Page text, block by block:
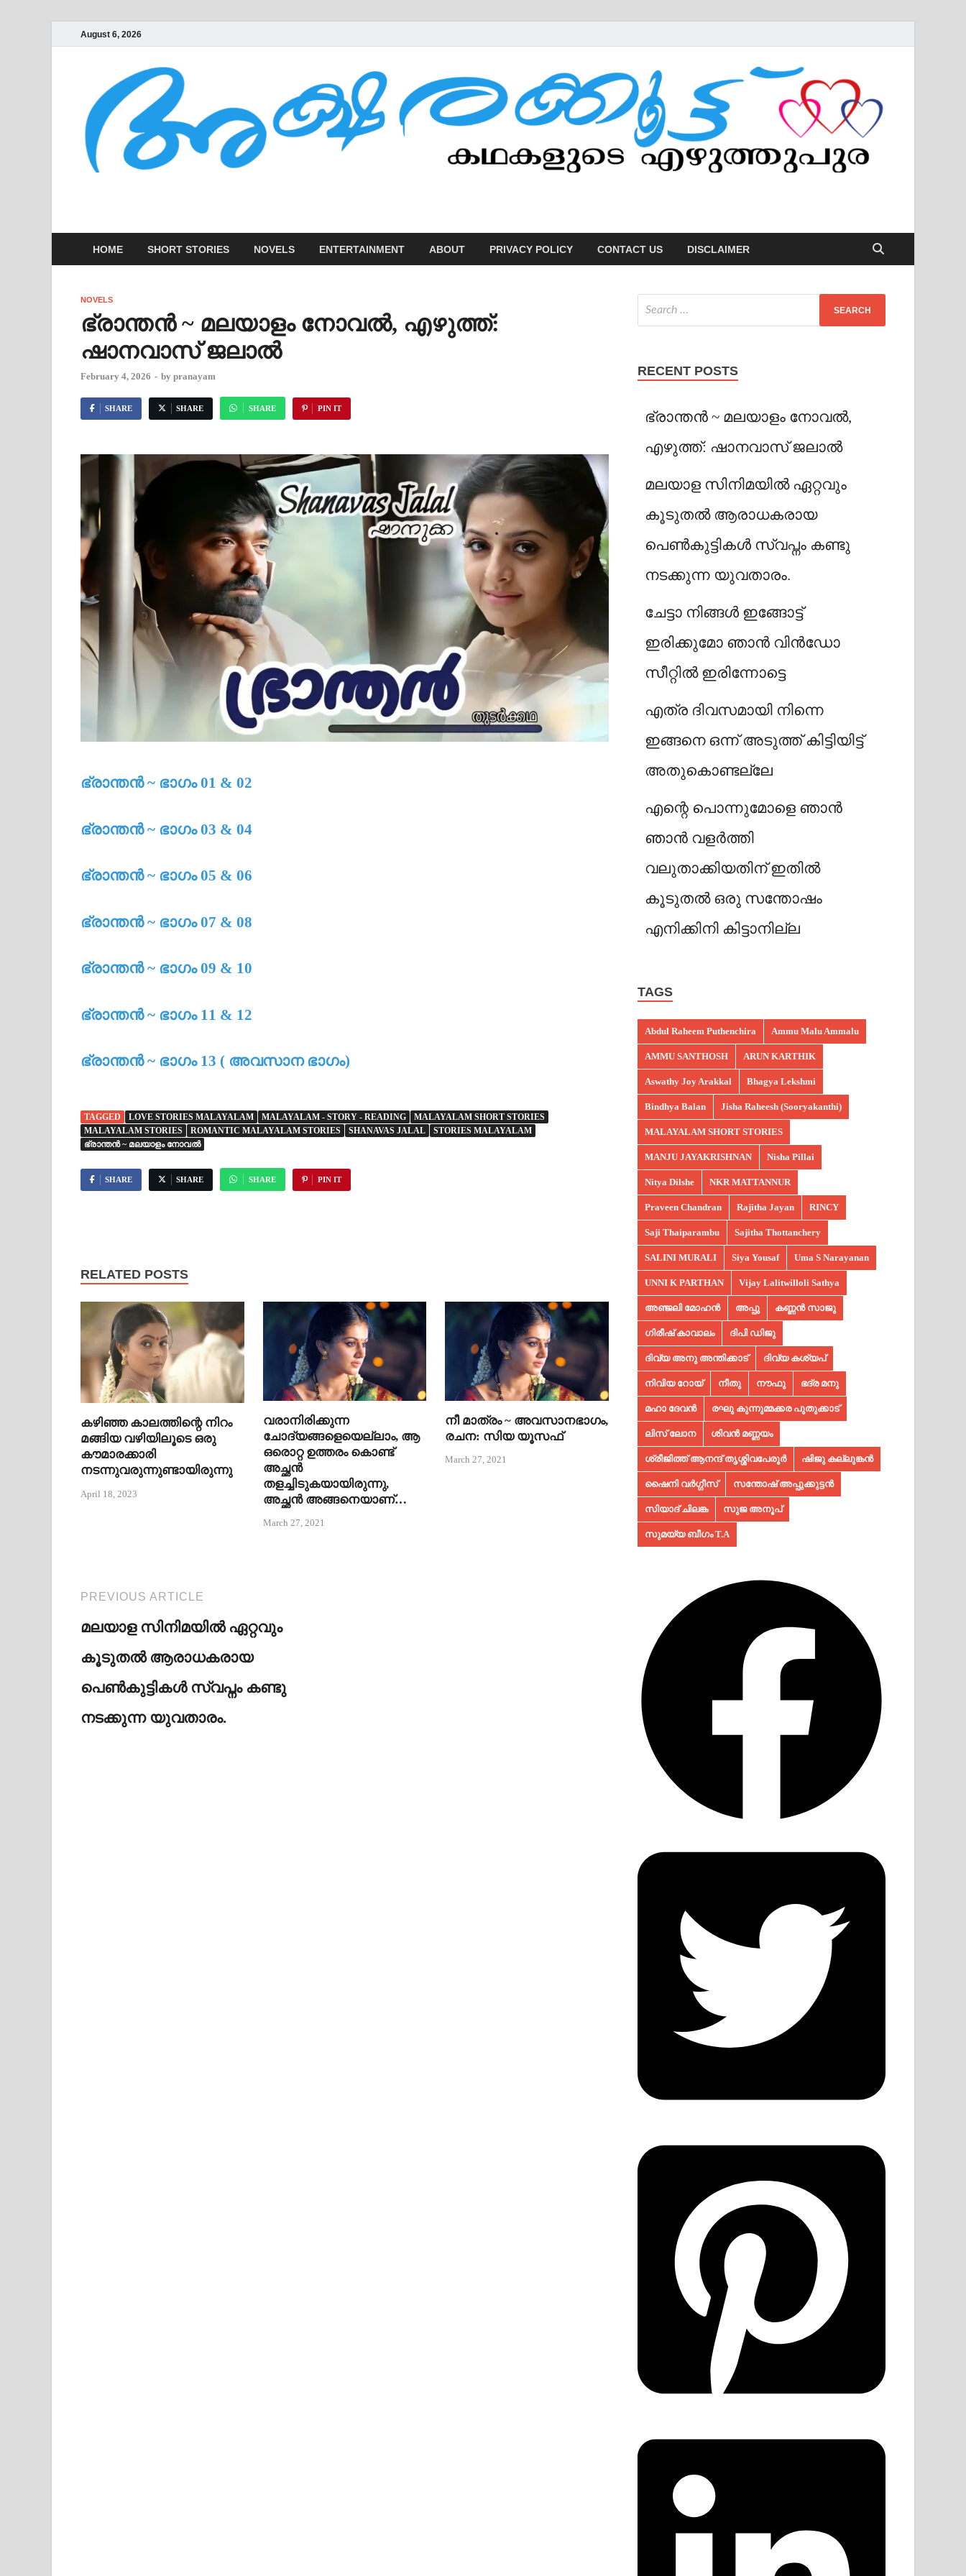
August 6, 2026
HOME SHORT STORIES NOVELS ENTERTAINMENT ABOUT PRIVACY POLICY CONTACT US DISCLAIMER
NOVELS
ഭ്രാന്തൻ ~ മലയാളം നോവൽ, എഴുത്ത്:
ഷാനവാസ് ജലാൽ
February 4, 2026 - by pranayam
SHARE SHARE SHARE PIN IT
ഭ്രാന്തൻ ~ ഭാഗം 01 & 02
ഭ്രാന്തൻ ~ ഭാഗം 03 & 04
ഭ്രാന്തൻ ~ ഭാഗം 05 & 06
ഭ്രാന്തൻ ~ ഭാഗം 07 & 08
ഭ്രാന്തൻ ~ ഭാഗം 09 & 10
ഭ്രാന്തൻ ~ ഭാഗം 11 & 12
ഭ്രാന്തൻ ~ ഭാഗം 13 ( അവസാന ഭാഗം)
TAGGED LOVE STORIES MALAYALAM MALAYALAM - STORY - READING
MALAYALAM SHORT STORIES
MALAYALAM STORIES
ROMANTIC MALAYALAM STORIES SHANAVAS JALAL
STORIES MALAYALAM
ഭ്രാന്തൻ ~ മലയാളം നോവൽ
SHARE SHARE SHARE PIN IT
RELATED POSTS
കഴിഞ്ഞ കാലത്തിന്റെ നിറം
മങ്ങിയ വഴിയിലൂടെ ഒരു
കൗമാരക്കാരി
നടന്നുവരുന്നുണ്ടായിരുന്നു
April 18, 2023
വരാനിരിക്കുന്ന
ചോദ്യങ്ങളെയെല്ലാം, ആ
ഒരൊറ്റ ഉത്തരം കൊണ്ട്
അച്ഛൻ
തളച്ചിടുകയായിരുന്നു,
അച്ഛൻ അങ്ങനെയാണ്…
March 27, 2021
നീ മാത്രം ~ അവസാനഭാഗം,
രചന: സിയ യൂസഫ്
March 27, 2021
PREVIOUS ARTICLE
മലയാള സിനിമയിൽ ഏറ്റവും
കൂടുതൽ ആരാധകരായ
പെൺകുട്ടികൾ സ്വപ്നം കണ്ടു
നടക്കുന്ന യുവതാരം.
RECENT POSTS
ഭ്രാന്തൻ ~ മലയാളം നോവൽ,
എഴുത്ത്: ഷാനവാസ് ജലാൽ
മലയാള സിനിമയിൽ ഏറ്റവും
കൂടുതൽ ആരാധകരായ
പെൺകുട്ടികൾ സ്വപ്നം കണ്ടു
നടക്കുന്ന യുവതാരം.
ചേട്ടാ നിങ്ങൾ ഇങ്ങോട്ട്
ഇരിക്കുമോ ഞാൻ വിൻഡോ
സീറ്റിൽ ഇരിന്നോട്ടെ
എത്ര ദിവസമായി നിന്നെ
ഇങ്ങനെ ഒന്ന് അടുത്ത് കിട്ടിയിട്ട്
അതുകൊണ്ടല്ലേ
എന്റെ പൊന്നുമോളെ ഞാൻ
ഞാൻ വളർത്തി
വലുതാക്കിയതിന് ഇതിൽ
കൂടുതൽ ഒരു സന്തോഷം
എനിക്കിനി കിട്ടാനില്ല
TAGS
Abdul Raheem Puthenchira Ammu Malu Ammalu
AMMU SANTHOSH ARUN KARTHIK
Aswathy Joy Arakkal Bhagya Lekshmi
Bindhya Balan Jisha Raheesh (Sooryakanthi)
MALAYALAM SHORT STORIES
MANJU JAYAKRISHNAN Nisha Pillai
Nitya Dilshe NKR MATTANNUR
Praveen Chandran Rajitha Jayan RINCY
Saji Thaiparambu Sajitha Thottanchery
SALINI MURALI Siya Yousaf Uma S Narayanan
UNNI K PARTHAN Vijay Lalitwilloli Sathya
അഞ്ജലി മോഹൻ അപ്പു കണ്ണൻ സാജു
ഗിരീഷ് കാവാലം ദിപി ഡിജു
ദിവ്യ അനു അന്തിക്കാട് ദിവ്യ കശ്യപ്
നിവിയ റോയ് നീതു നൗഫു ഭദ്ര മനു
മഹാ ദേവൻ രഘു കുന്നുമ്മക്കര പുതുക്കാട്
ലിസ് ലോന ശിവൻ മണ്ണയം
ശ്രീജിത്ത് ആനന്ദ് തൃശ്ശിവപേരൂർ ഷിജു കല്ലുങ്കൻ
ഷൈനി വർഗ്ഗീസ് സന്തോഷ് അപ്പുക്കുട്ടൻ
സിയാദ് ചിലങ്ക സുജ അനൂപ്‌
സുമയ്യ ബീഗം T.A